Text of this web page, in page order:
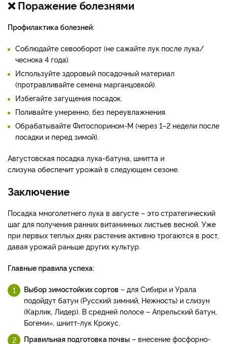
❌ Поражение болезнями
Профилактика болезней:
Соблюдайте севооборот (не сажайте лук после лука/
чеснока 4 года).
Используйте здоровый посадочный материал
(протравливайте семена марганцовкой).
Избегайте загущения посадок.
Поливайте умеренно, без переувлажнения.
Обрабатывайте Фитоспорином-М (через 1–2 недели после
посадки и перед зимой).
Августовская посадка лука-батуна, шнитта и
слизуна обеспечит урожай в следующем сезоне.
Заключение
Посадка многолетнего лука в августе – это стратегический
шаг для получения ранних витаминных листьев весной. Уже
при первых теплых днях растения активно трогаются в рост,
давая урожай раньше других культур.
Главные правила успеха:
Выбор зимостойких сортов – для Сибири и Урала
подойдут батун (Русский зимний, Нежность) и слизун
(Карлик, Лидер). В средней полосе – Апрельский батун,
Богеми», шнитт-лук Крокус.
Правильная подготовка почвы – внесение фосфорно-